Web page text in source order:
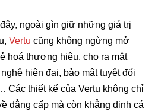
ngoài gìn giữ những giá trị
Vertu cũng không ngừng mở
hoá thương hiệu, cho ra mắt
hiện đại, bảo mật tuyệt đối
Các thiết kế của Vertu không chỉ
đẳng cấp mà còn khẳng định cá